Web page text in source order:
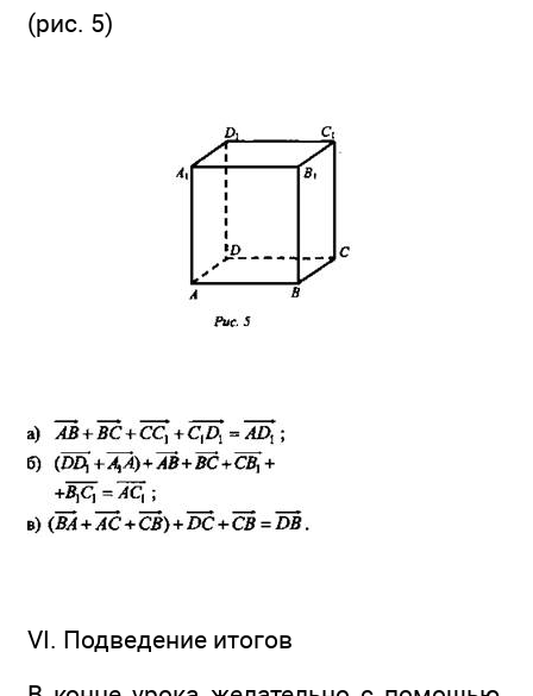
(рис. 5)
VI. Подведение итогов